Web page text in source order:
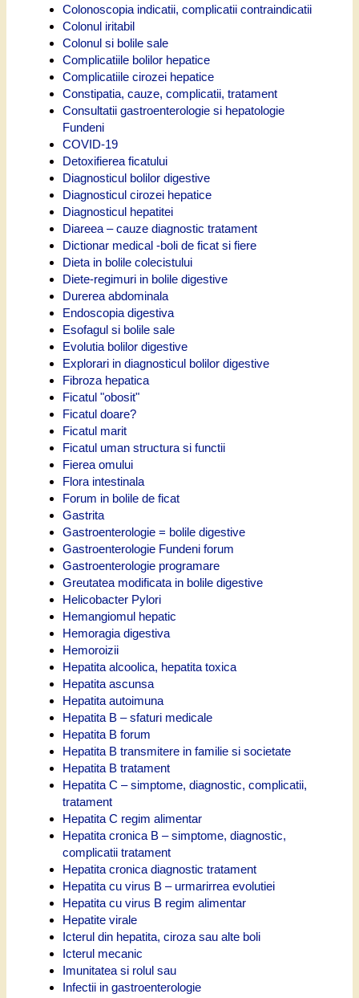
Colonoscopia indicatii, complicatii contraindicatii
Colonul iritabil
Colonul si bolile sale
Complicatiile bolilor hepatice
Complicatiile cirozei hepatice
Constipatia, cauze, complicatii, tratament
Consultatii gastroenterologie si hepatologie
Fundeni
COVID-19
Detoxifierea ficatului
Diagnosticul bolilor digestive
Diagnosticul cirozei hepatice
Diagnosticul hepatitei
Diareea – cauze diagnostic tratament
Dictionar medical -boli de ficat si fiere
Dieta in bolile colecistului
Diete-regimuri in bolile digestive
Durerea abdominala
Endoscopia digestiva
Esofagul si bolile sale
Evolutia bolilor digestive
Explorari in diagnosticul bolilor digestive
Fibroza hepatica
Ficatul "obosit"
Ficatul doare?
Ficatul marit
Ficatul uman structura si functii
Fierea omului
Flora intestinala
Forum in bolile de ficat
Gastrita
Gastroenterologie = bolile digestive
Gastroenterologie Fundeni forum
Gastroenterologie programare
Greutatea modificata in bolile digestive
Helicobacter Pylori
Hemangiomul hepatic
Hemoragia digestiva
Hemoroizii
Hepatita alcoolica, hepatita toxica
Hepatita ascunsa
Hepatita autoimuna
Hepatita B – sfaturi medicale
Hepatita B forum
Hepatita B transmitere in familie si societate
Hepatita B tratament
Hepatita C – simptome, diagnostic, complicatii,
tratament
Hepatita C regim alimentar
Hepatita cronica B – simptome, diagnostic,
complicatii tratament
Hepatita cronica diagnostic tratament
Hepatita cu virus B – urmarirrea evolutiei
Hepatita cu virus B regim alimentar
Hepatite virale
Icterul din hepatita, ciroza sau alte boli
Icterul mecanic
Imunitatea si rolul sau
Infectii in gastroenterologie